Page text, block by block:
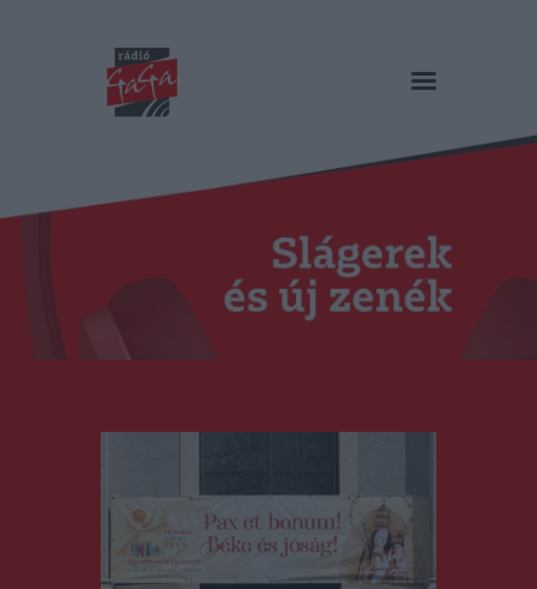
RÁDIÓ GAGA
Műsorok
Duma Duba
Podcast és videók
Stáb